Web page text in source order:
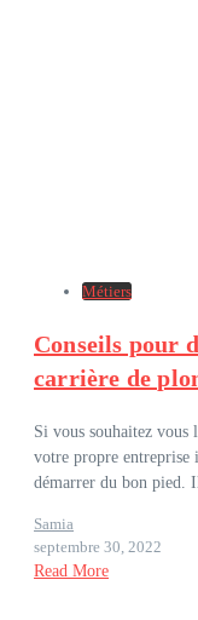
Métiers
Conseils pour
carrière de
Si vous souhaitez vous
votre propre entreprise
démarrer du bon pied.
Samia
septembre 30, 2022
Read More